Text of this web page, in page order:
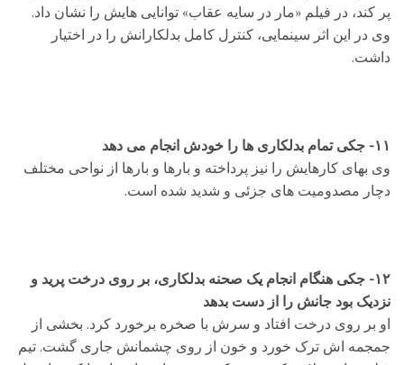
پر کند، در فیلم «مار در سایه عقاب» توانایی هایش را نشان داد.
وی در این اثر سینمایی، کنترل کامل بدلکارانش را در اختیار
داشت.
۱۱- جکی تمام بدلکاری ها را خودش انجام می دهد
وی بهای کارهایش را نیز پرداخته و بارها و بارها از نواحی مختلف
دچار مصدومیت های جزئی و شدید شده است.
۱۲- جکی هنگام انجام یک صحنه بدلکاری، بر روی درخت پرید و
نزدیک بود جانش را از دست بدهد
او بر روی درخت افتاد و سرش با صخره برخورد کرد. بخشی از
جمجمه اش ترک خورد و خون از روی چشمانش جاری گشت. تیم